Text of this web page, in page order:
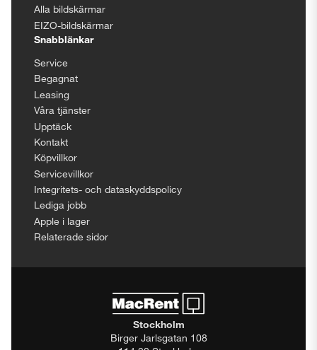
Alla bildskärmar
EIZO-bildskärmar
Snabblänkar
Service
Begagnat
Leasing
Våra tjänster
Upptäck
Kontakt
Köpvillkor
Servicevillkor
Integritets- och dataskyddspolicy
Lediga jobb
Apple i lager
Relaterade sidor
Stockholm
Birger Jarlsgatan 108